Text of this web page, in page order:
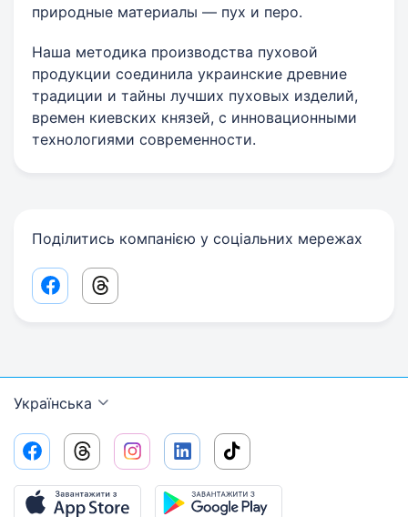
природные материалы — пух и перо.
Наша методика производства пуховой
продукции соединила украинские древние
традиции и тайны лучших пуховых изделий,
времен киевских князей, с инновационными
технологиями современности.
Поділитись компанією у соціальних мережах
Facebook share link
Threads share link
Українська